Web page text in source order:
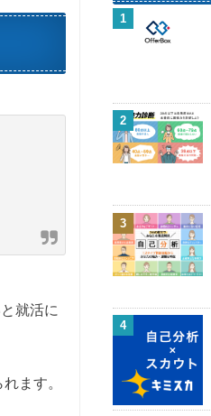
就活に
ます。
1
2
3
4